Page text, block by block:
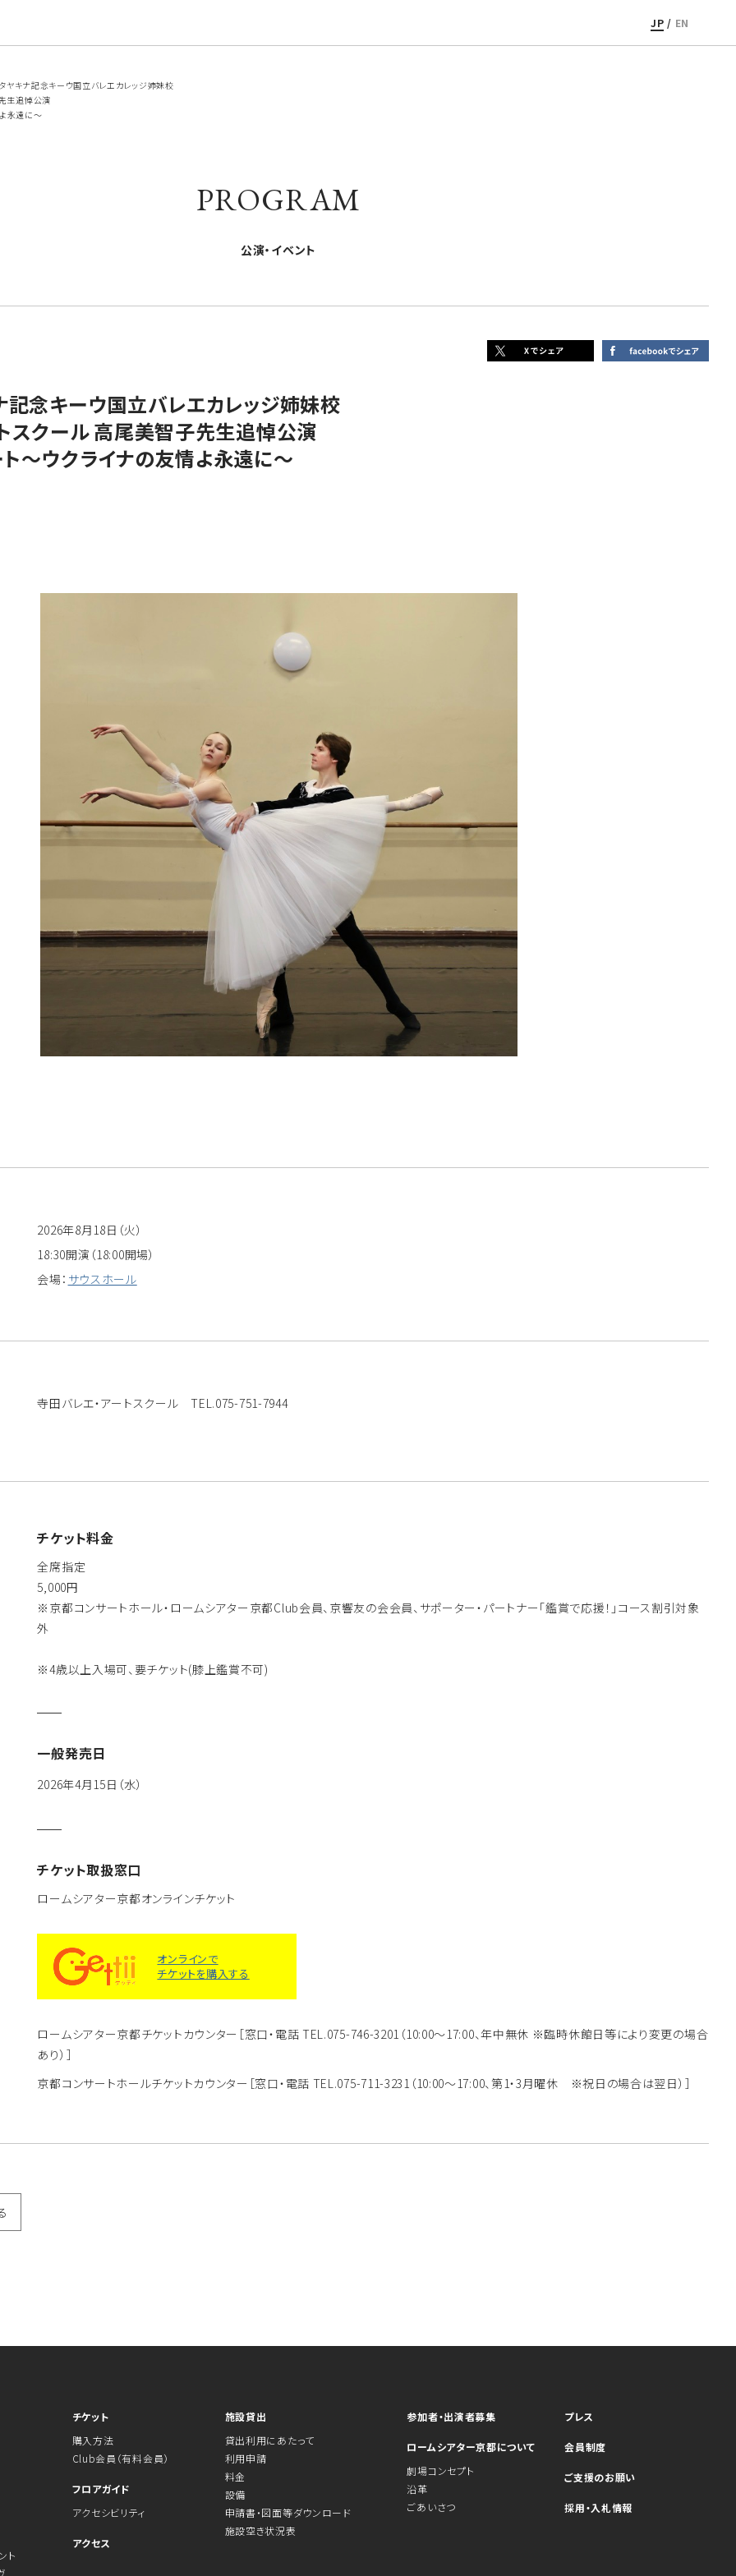
JP / EN
キナ記念キーウ国立バレエカレッジ姉妹校
生追悼公演
永遠に～
PROGRAM
公演・イベント
記念キーウ国立バレエカレッジ姉妹校
スクール 高尾美智子先生追悼公演
～ウクライナの友情よ永遠に～
2026年8月18日（火）
18:30開演（18:00開場）
会場： サウスホール
寺田バレエ・アートスクール TEL.075-751-7944
チケット料金
全席指定
5,000円
※京都コンサートホール・ロームシアター京都Club会員、京響友の会会員、サポーター・パートナー「鑑賞で応援！」コース割引対象
外
※4歳以上入場可、要チケット(膝上鑑賞不可)
一般発売日
2026年4月15日（水）
チケット取扱窓口
ロームシアター京都オンラインチケット
オンラインで
チケットを購入する
ロームシアター京都チケットカウンター ［窓口・電話 TEL.075-746-3201（10:00～17:00、年中無休 ※臨時休館日等により変更の場合
あり）］
京都コンサートホールチケットカウンター ［窓口・電話 TEL.075-711-3231（10:00～17:00、第1・3月曜休 ※祝日の場合は翌日）］
ト
チケット
購入方法
Club会員（有料会員）
フロアガイド
アクセシビリティ
アクセス
施設貸出
貸出利用にあたって
利用申請
料金
設備
申請書・図面等ダウンロード
施設空き状況表
参加者・出演者募集
ロームシアター京都について
劇場コンセプト
沿革
ごあいさつ
プレス
会員制度
ご支援のお願い
採用・入札情報